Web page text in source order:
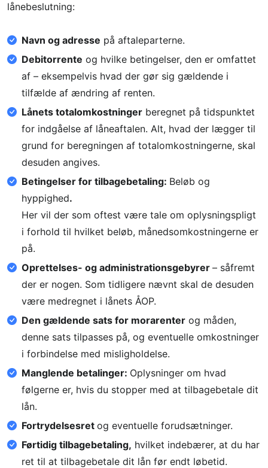
lånebeslutning:
Navn og adresse på aftaleparterne.
Debitorrente og hvilke betingelser, den er omfattet
af – eksempelvis hvad der gør sig gældende i
tilfælde af ændring af renten.
Lånets totalomkostninger beregnet på tidspunktet
for indgåelse af låneaftalen. Alt, hvad der lægger til
grund for beregningen af totalomkostningerne, skal
desuden angives.
Betingelser for tilbagebetaling: Beløb og
hyppighed.
Her vil der som oftest være tale om oplysningspligt
i forhold til hvilket beløb, månedsomkostningerne er
på.
Oprettelses- og administrationsgebyrer – såfremt
der er nogen. Som tidligere nævnt skal de desuden
være medregnet i lånets ÅOP.
Den gældende sats for morarenter og måden,
denne sats tilpasses på, og eventuelle omkostninger
i forbindelse med misligholdelse.
Manglende betalinger: Oplysninger om hvad
følgerne er, hvis du stopper med at tilbagebetale dit
lån.
Fortrydelsesret og eventuelle forudsætninger.
Førtidig tilbagebetaling, hvilket indebærer, at du har
ret til at tilbagebetale dit lån før endt løbetid.